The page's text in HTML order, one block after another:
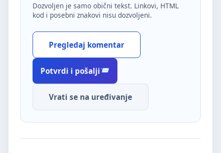
Dozvoljen je samo obični tekst. Linkovi, HTML
kod i posebni znakovi nisu dozvoljeni.
Pregledaj komentar
Potvrdi i pošalji
Vrati se na uređivanje